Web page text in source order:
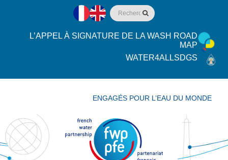
L’APPEL À SIGNATURE DE LA WASH ROAD
MAP
WATER4ALLSDGS
ENGAGÉS POUR L’EAU DU MONDE